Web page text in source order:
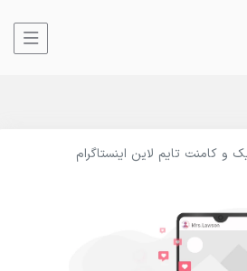
و کامنت تایم لاین اینستاگرام